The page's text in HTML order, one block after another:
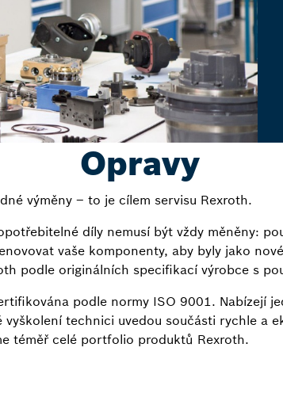
Opravy
výměny – to je cílem servisu Rexroth.
díly nemusí být vždy měněny:
vaše komponenty, aby byly jako
podle originálních specifikací výrobce s
podle normy ISO 9001. Nabízejí
vyškolení technici uvedou součásti rychle a
téměř celé portfolio produktů Rexroth.